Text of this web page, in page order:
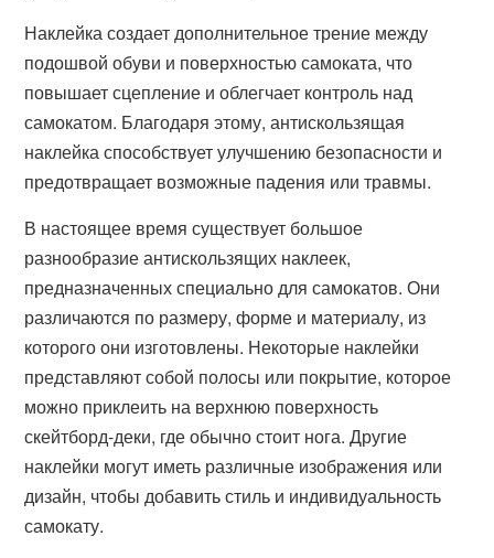
Наклейка создает дополнительное трение между
подошвой обуви и поверхностью самоката, что
повышает сцепление и облегчает контроль над
самокатом. Благодаря этому, антискользящая
наклейка способствует улучшению безопасности и
предотвращает возможные падения или травмы.
В настоящее время существует большое
разнообразие антискользящих наклеек,
предназначенных специально для самокатов. Они
различаются по размеру, форме и материалу, из
которого они изготовлены. Некоторые наклейки
представляют собой полосы или покрытие, которое
можно приклеить на верхнюю поверхность
скейтборд-деки, где обычно стоит нога. Другие
наклейки могут иметь различные изображения или
дизайн, чтобы добавить стиль и индивидуальность
самокату.